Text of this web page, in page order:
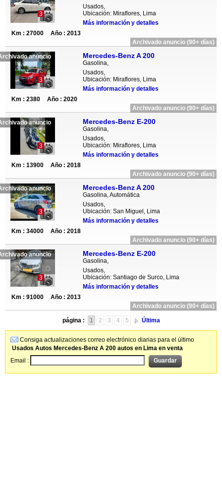
3
Usados,
Ubicación: Miraflores, Lima
Más información y detalles
Km : 27000
Año : 2013
Archivado anuncio (90+ días)
anuncio
3
Mercedes-Benz A 200
Gasolina,
Usados,
Ubicación: Miraflores, Lima
Más información y detalles
Km : 2380
Año : 2020
Archivado anuncio (90+ días)
anuncio
3
Mercedes-Benz E-200
Gasolina,
Usados,
Ubicación: Miraflores, Lima
Más información y detalles
Km : 13900
Año : 2018
Archivado anuncio (90+ días)
anuncio
3
Mercedes-Benz A 200
Gasolina, Automática
Usados,
Ubicación: San Miguel, Lima
Más información y detalles
Km : 34000
Año : 2018
Archivado anuncio (90+ días)
anuncio
3
Mercedes-Benz E-200
Gasolina,
Usados,
Ubicación: Santiago de Surco, Lima
Más información y detalles
Km : 91000
Año : 2013
Archivado anuncio (90+ días)
página : 1 2 3 4 5 Última
Consiga actualizaciones correo electrónico diarias para el último
Usados Autos Mercedes-Benz A 200 autos en Lima en venta
Email :